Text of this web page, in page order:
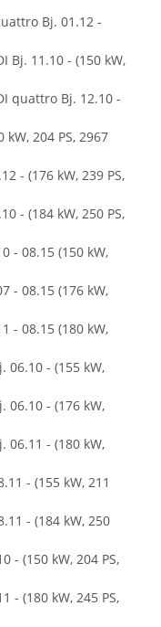
Bj. 01.12 -
Bj. 11.10 - (150 kW,
quattro Bj. 12.10 -
kW, 204 PS, 2967
- (176 kW, 239 PS,
- (184 kW, 250 PS,
- 08.15 (150 kW,
- 08.15 (176 kW,
- 08.15 (180 kW,
06.10 - (155 kW,
06.10 - (176 kW,
06.11 - (180 kW,
- (155 kW, 211
- (184 kW, 250
- (150 kW, 204 PS,
- (180 kW, 245 PS,